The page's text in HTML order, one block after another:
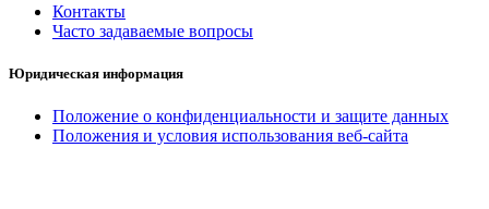
Контакты
Часто задаваемые вопросы
Юридическая информация
Положение о конфиденциальности и защите данных
Положения и условия использования веб-сайта